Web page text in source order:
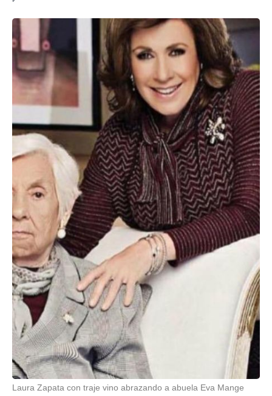
Laura Zapata con traje vino abrazando a abuela Eva Mange